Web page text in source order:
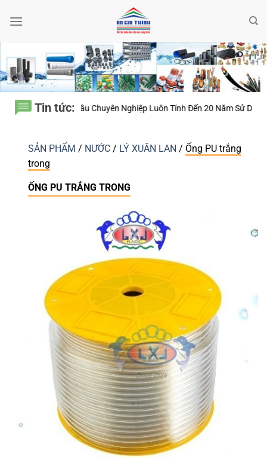
qua
Tin tức:
Nghiệp Luôn Tính Đến 20 Năm Sử Dụng Thay Vì Chỉ Giá Thành?
SẢN PHẨM / NƯỚC / LÝ XUÂN LAN / Ống PU trắng
trong
ỐNG PU TRẮNG TRONG